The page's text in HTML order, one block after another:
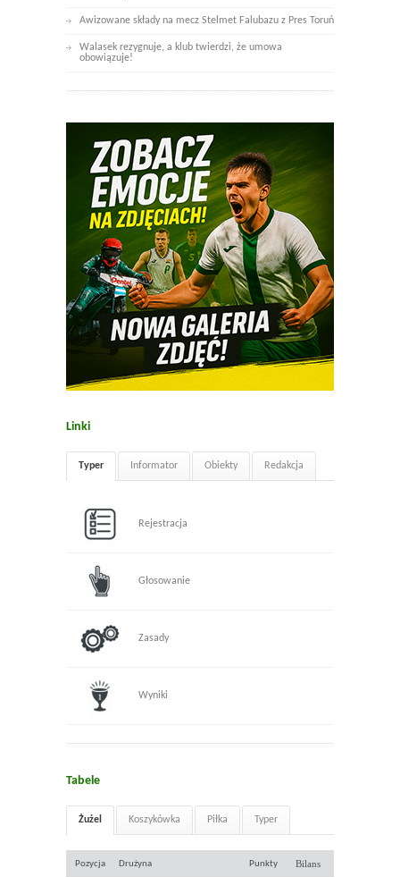
Awizowane składy na mecz Stelmet Falubazu z Pres Toruń
Walasek rezygnuje, a klub twierdzi, że umowa
obowiązuje!
Linki
Typer Informator Obiekty Redakcja
Rejestracja
Głosowanie
Zasady
Wyniki
Tabele
Żużel Koszykówka Piłka Typer
Pozycja Drużyna Punkty Bilans